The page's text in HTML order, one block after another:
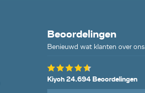
Beoordelingen
Benieuwd wat klanten over
Kiyoh 24.694 Beoordelingen